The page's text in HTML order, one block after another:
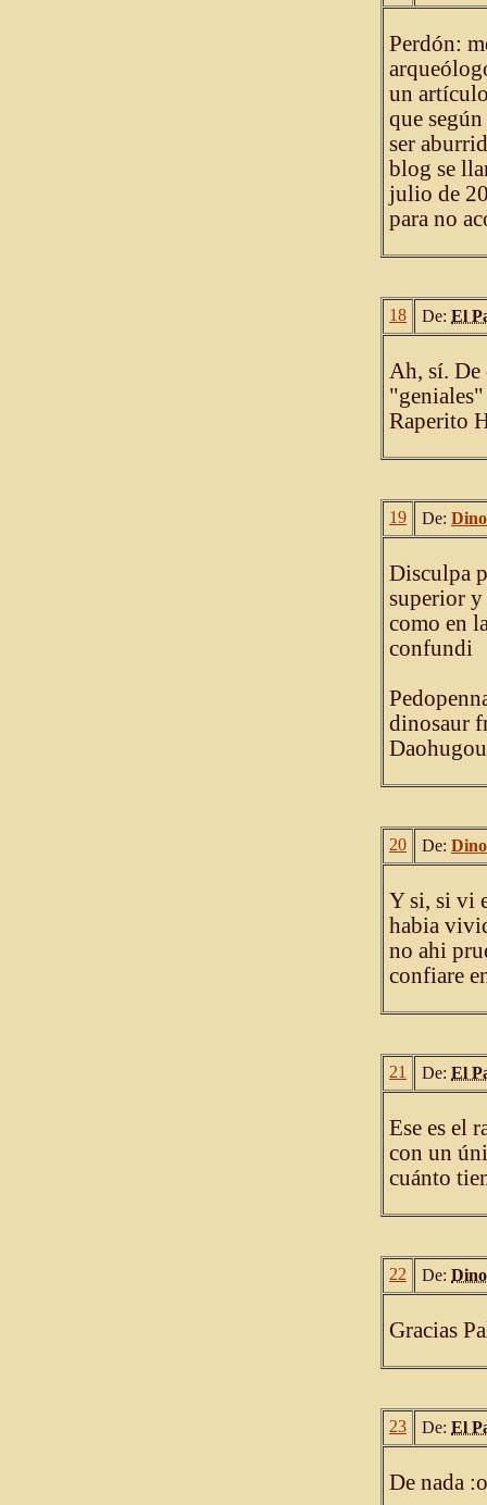
Perdón:
un
que
ser
blog se
julio de
para no
18 De: El
Ah, sí. De
Raperito
19 De:
Disculpa
superior y
como en
confundi
dinosaur
20 De:
Y si, si vi
habia
no ahi
confiare
21 De: El
Ese es el
con un
cuánto
22 De:
Gracias
23 De: El
De nada